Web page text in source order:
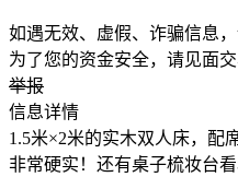
如遇无效、虚假、诈骗信息
为了您的资金安全，请见面
举报
信息详情
1.5米×2米的实木双人床，配
非常硬实！还有桌子梳妆台